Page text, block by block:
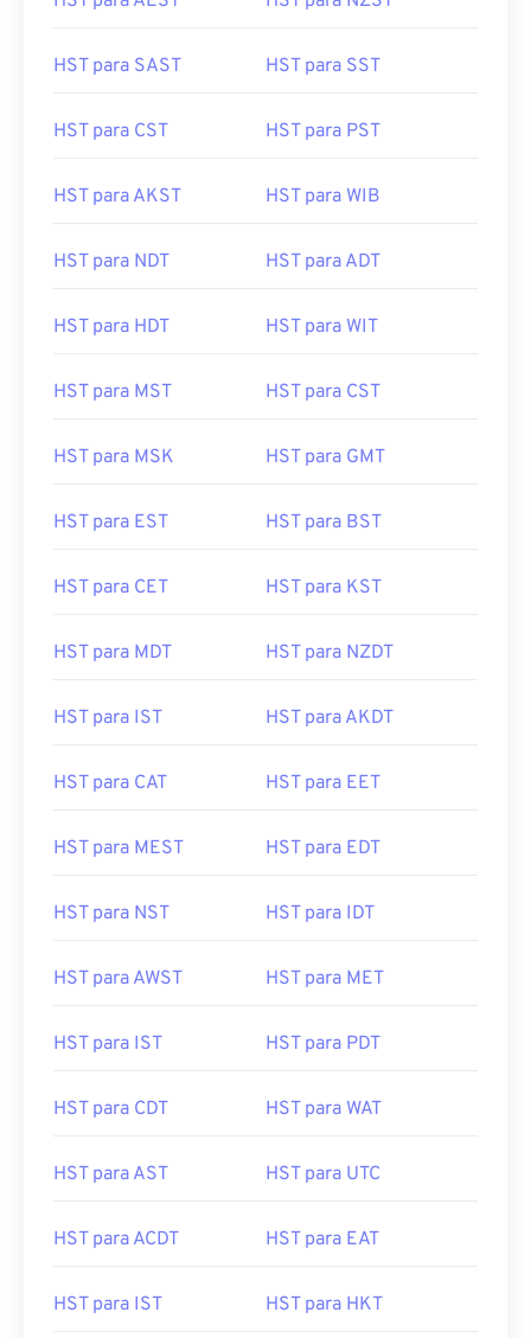
HST para SAST HST para SST
HST para CST HST para PST
HST para AKST HST para WIB
HST para NDT HST para ADT
HST para HDT HST para WIT
HST para MST HST para CST
HST para MSK HST para GMT
HST para EST HST para BST
HST para CET HST para KST
HST para MDT HST para NZDT
HST para IST HST para AKDT
HST para CAT HST para EET
HST para MEST HST para EDT
HST para NST HST para IDT
HST para AWST HST para MET
HST para IST HST para PDT
HST para CDT HST para WAT
HST para AST HST para UTC
HST para ACDT HST para EAT
HST para IST HST para HKT